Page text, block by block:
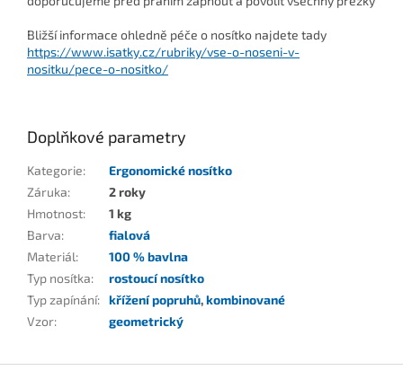
Bližší informace ohledně péče o nosítko najdete tady
https://www.isatky.cz/rubriky/vse-o-noseni-v-
nositku/pece-o-nositko/
Doplňkové parametry
Kategorie:
Ergonomické nosítko
Záruka:
2 roky
Hmotnost:
1 kg
Barva:
fialová
Materiál:
100 % bavlna
Typ nosítka:
rostoucí nosítko
Typ zapínání: křížení popruhů,kombinované
Vzor: geometrický